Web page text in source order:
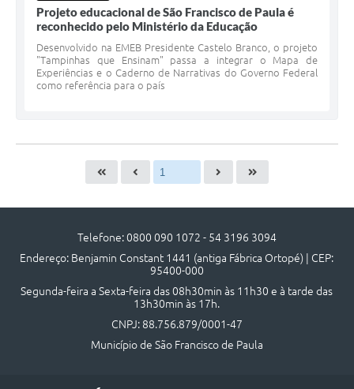
Projeto educacional de São Francisco de Paula é
reconhecido pelo Ministério da Educação
Desenvolvido na EMEB Presidente Castelo Branco, o projeto
"Tampinhas que Ensinam" passa a integrar o Mapa de
Experiências e o Caderno de Narrativas do Governo Federal
como referência para o país
Telefone: 0800 090 1072 - 54 3196 3094
Endereço: Benjamin Constant 1441 (antiga Fábrica Ortopé) | CEP:
95400-000
Segunda-feira a Sexta-feira das 08h30min às 11h30 e à tarde das
13h30min às 17h.
CNPJ: 88.756.879/0001-47
Município de São Francisco de Paula